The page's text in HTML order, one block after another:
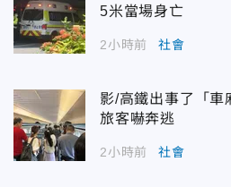
5米當場身亡
2小時前 社會
影/高鐵出事了「車
旅客嚇奔逃
2小時前 社會